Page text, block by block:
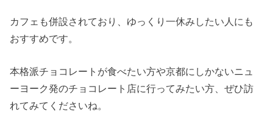
カフェも併設されており、ゆっくり一休みしたい人にも
おすすめです。
本格派チョコレートが食べたい方や京都にしかないニュ
ーヨーク発のチョコレート店に行ってみたい方、ぜひ訪
れてみてくださいね。